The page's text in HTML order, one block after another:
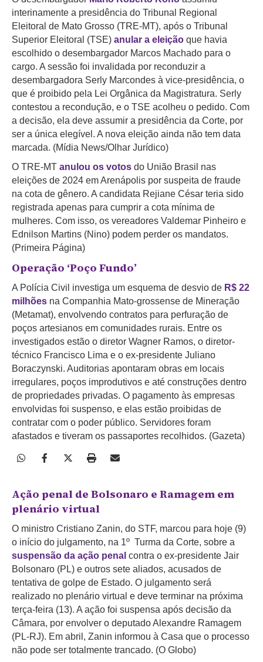
interinamente a presidência do Tribunal Regional
Eleitoral de Mato Grosso (TRE-MT), após o Tribunal
Superior Eleitoral (TSE) anular a eleição que havia
escolhido o desembargador Marcos Machado para o
cargo. A sessão foi invalidada por reconduzir a
desembargadora Serly Marcondes à vice-presidência, o
que é proibido pela Lei Orgânica da Magistratura. Serly
contestou a recondução, e o TSE acolheu o pedido. Com
a decisão, ela deve assumir a presidência da Corte, por
ser a única elegível. A nova eleição ainda não tem data
marcada. (Mídia News/Olhar Jurídico)
O TRE-MT anulou os votos do União Brasil nas
eleições de 2024 em Arenápolis por suspeita de fraude
na cota de gênero. A candidata Rejiane César teria sido
registrada apenas para cumprir a cota mínima de
mulheres. Com isso, os vereadores Valdemar Pinheiro e
Ednilson Martins (Nino) podem perder os mandatos.
(Primeira Página)
Operação ‘Poço Fundo’
A Polícia Civil investiga um esquema de desvio de R$ 22
milhões na Companhia Mato-grossense de Mineração
(Metamat), envolvendo contratos para perfuração de
poços artesianos em comunidades rurais. Entre os
investigados estão o diretor Wagner Ramos, o diretor-
técnico Francisco Lima e o ex-presidente Juliano
Boraczynski. Auditorias apontaram obras em locais
irregulares, poços improdutivos e até construções dentro
de propriedades privadas. O pagamento às empresas
envolvidas foi suspenso, e elas estão proibidas de
contratar com o poder público. Servidores foram
afastados e tiveram os passaportes recolhidos. (Gazeta)
Ação penal de Bolsonaro e Ramagem em
plenário virtual
O ministro Cristiano Zanin, do STF, marcou para hoje (9)
o início do julgamento, na 1º Turma da Corte, sobre a
suspensão da ação penal contra o ex-presidente Jair
Bolsonaro (PL) e outros sete aliados, acusados de
tentativa de golpe de Estado. O julgamento será
realizado no plenário virtual e deve terminar na próxima
terça-feira (13). A ação foi suspensa após decisão da
Câmara, por envolver o deputado Alexandre Ramagem
(PL-RJ). Em abril, Zanin informou à Casa que o processo
não pode ser totalmente trancado. (O Globo)